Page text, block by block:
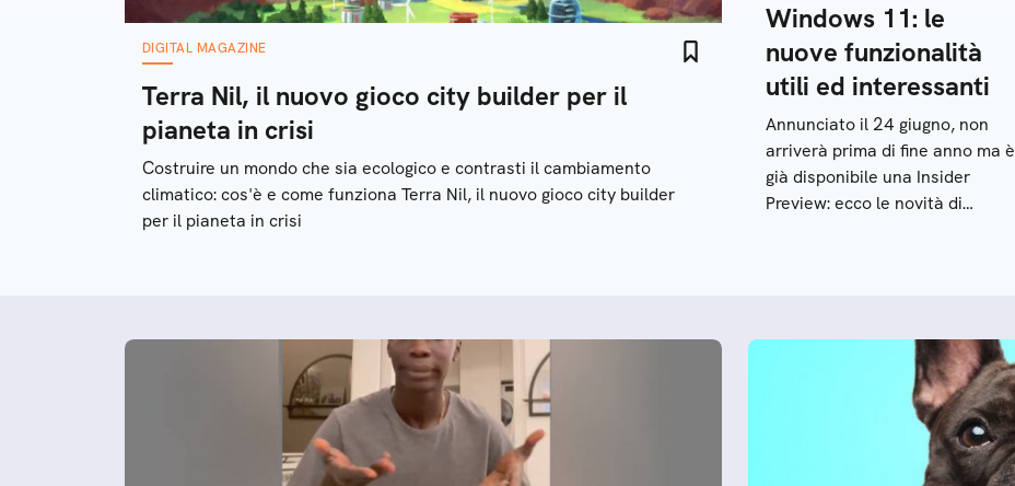
DIGITAL MAGAZINE
Terra Nil, il nuovo gioco city builder per il
pianeta in crisi
Costruire un mondo che sia ecologico e contrasti il cambiamento
climatico: cos'è e come funziona Terra Nil, il nuovo gioco city builder
per il pianeta in crisi
Windows 11: le
nuove funzionalità
utili ed interessanti
Annunciato il 24 giugno, non
arriverà prima di fine anno ma è
già disponibile una Insider
Preview: ecco le novità di